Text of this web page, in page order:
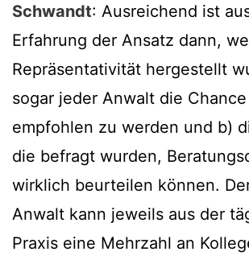
Schwandt: Ausreichend ist
Erfahrung der Ansatz dann,
Repräsentativität hergestellt
sogar jeder Anwalt die
empfohlen zu werden und b)
die befragt wurden,
wirklich beurteilen können.
Anwalt kann jeweils aus der
Praxis eine Mehrzahl an